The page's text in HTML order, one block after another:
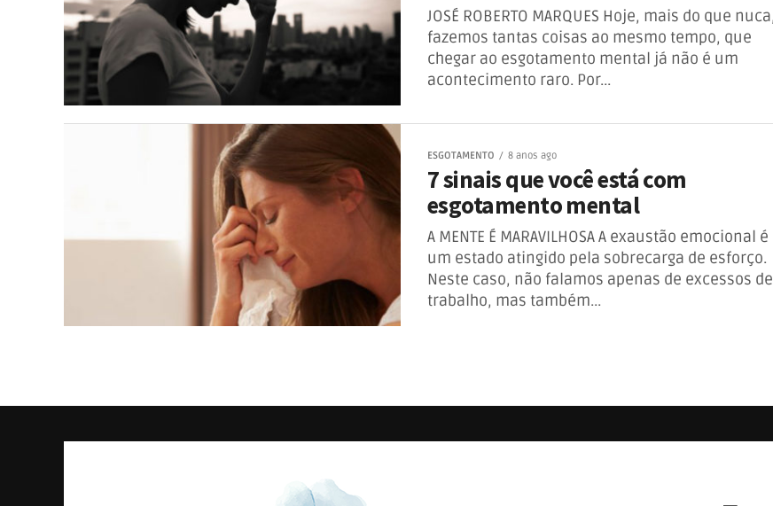
JOSÉ ROBERTO MARQUES Hoje, mais do que nuca,
fazemos tantas coisas ao mesmo tempo, que
chegar ao esgotamento mental já não é um
acontecimento raro. Por...
ESGOTAMENTO 8 anos ago
7 sinais que você está com
esgotamento mental
A MENTE É MARAVILHOSA A exaustão emocional é
um estado atingido pela sobrecarga de esforço.
Neste caso, não falamos apenas de excessos de
trabalho, mas também...